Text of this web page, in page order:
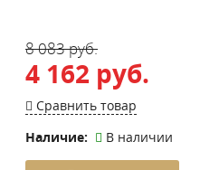
8 083 руб.
4 162 руб.
Сравнить товар
Наличие:
В наличии